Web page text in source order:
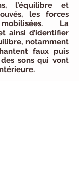
l’équilibre et
les forces
mobilisées. La
ainsi d’identifier
notamment
faux puis
sons qui vont